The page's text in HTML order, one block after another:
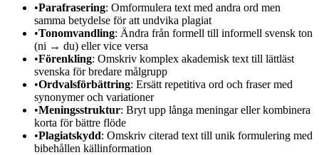
•Parafrasering: Omformulera text med andra ord men
samma betydelse för att undvika plagiat
•Tonomvandling: Ändra från formell till informell svensk ton
(ni → du) eller vice versa
•Förenkling: Omskriv komplex akademisk text till lättläst
svenska för bredare målgrupp
•Ordvalsförbättring: Ersätt repetitiva ord och fraser med
synonymer och variationer
•Meningsstruktur: Bryt upp långa meningar eller kombinera
korta för bättre flöde
•Plagiatskydd: Omskriv citerad text till unik formulering med
bibehållen källinformation